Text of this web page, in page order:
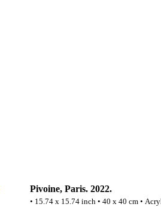
Pivoine, Paris. 2022.
• 15.74 x 15.74 inch • 40 x 40 cm • Acrylic on